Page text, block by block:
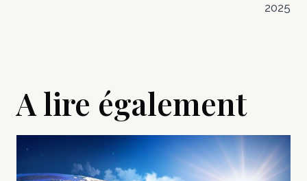
2025
A lire également